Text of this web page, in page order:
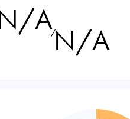
A⁄N/A